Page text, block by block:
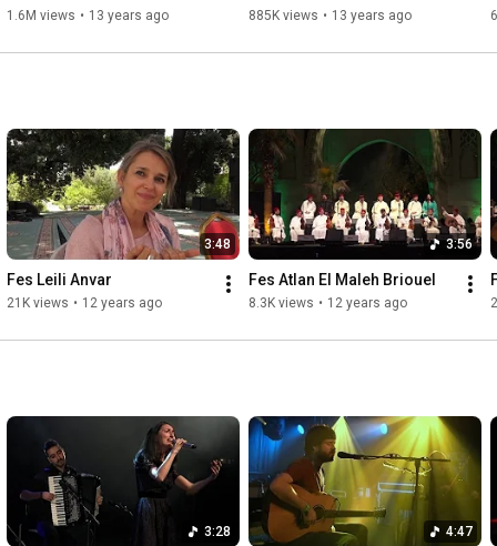
1.6M views • 13 years ago 885K views • 13 years ago
3:48
Fes Leili Anvar
21K views • 12 years ago
3:56
Fes Atlan El Maleh Briouel
8.3K views • 12 years ago
3:28 4:47